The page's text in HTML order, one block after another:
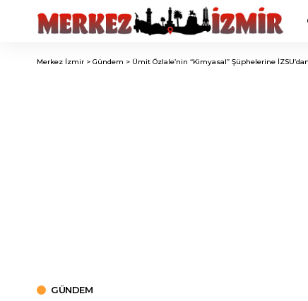
Merkez İzmir > Gündem > Ümit Özlale’nin “Kimyasal” Şüphelerine
GÜNDEM